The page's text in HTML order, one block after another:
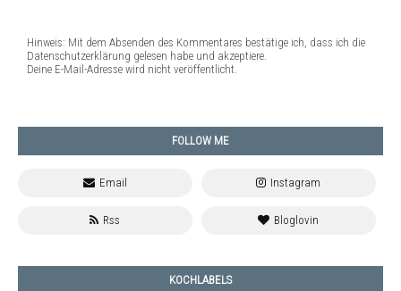
Hinweis: Mit dem Absenden des Kommentares bestätige ich, dass ich die
Datenschutzerklärung gelesen habe und akzeptiere.
Deine E-Mail-Adresse wird nicht veröffentlicht.
FOLLOW ME
KOCHLABELS